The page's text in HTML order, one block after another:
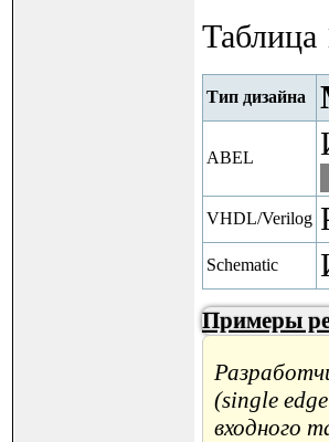
Таблица
Тип дизайна
ABEL
VHDL/Verilog
Schematic
Примеры
(single
входного